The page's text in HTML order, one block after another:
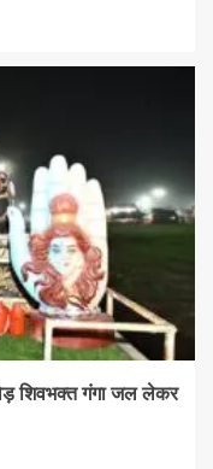
शिवभक्त गंगा जल लेकर